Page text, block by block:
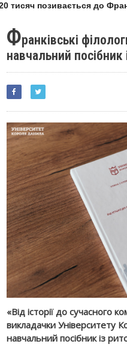
позивається до
Франківські
навчальний посібник
«Від історії до сучасного
викладачки Університету
навчальний посібник із